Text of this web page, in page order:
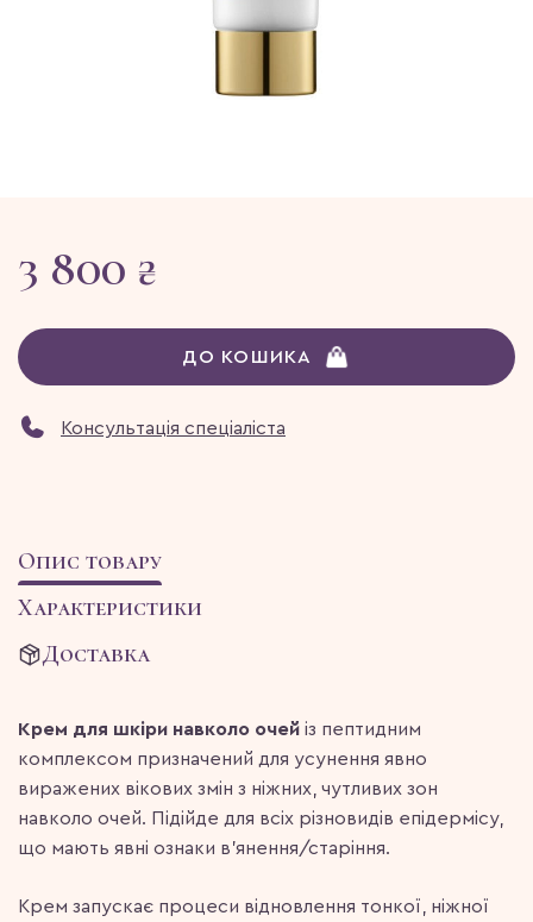
3 800 ₴
ДО КОШИКА
Консультація спеціаліста
Опис товару
Характеристики
Доставка
Крем для шкіри навколо очей із пептидним
комплексом призначений для усунення явно
виражених вікових змін з ніжних, чутливих зон
навколо очей. Підійде для всіх різновидів епідермісу,
що мають явні ознаки в’янення/старіння.
Крем запускає процеси відновлення тонкої, ніжної